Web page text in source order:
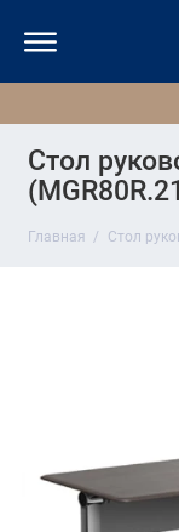
Стол
Главная Стол